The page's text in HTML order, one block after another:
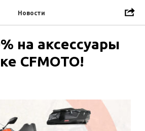
Новости
на аксессуары
CFMOTO!